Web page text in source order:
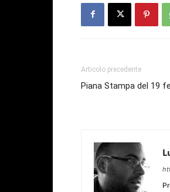
Articolo precedente
Piana Stampa del 19